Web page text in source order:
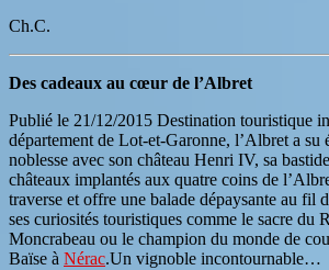
Ch.C.
Des cadeaux au cœur de l’Albret
Publié le 21/12/2015 Destination touristique
département de Lot-et-Garonne, l’Albret a su
noblesse avec son château Henri IV, sa
châteaux implantés aux quatre coins de
traverse et offre une balade dépaysante au fil
ses curiosités touristiques comme le sacre du
Moncrabeau ou le champion du monde de
Baïse à Nérac.Un vignoble incontournable…